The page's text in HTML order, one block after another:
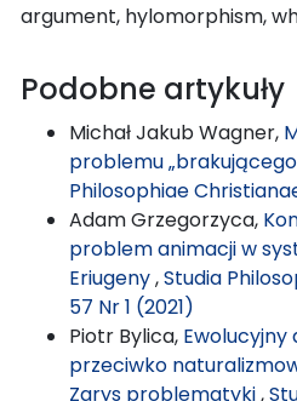
argument, hylomorphism,
Podobne artykuły
Michał Jakub Wagner,
problemu
Philosophiae
Adam Grzegorzyca,
problem animacji w
Eriugeny,Studia
57 Nr 1 (2021)
Piotr Bylica,
przeciwko
Zarys problematyki,